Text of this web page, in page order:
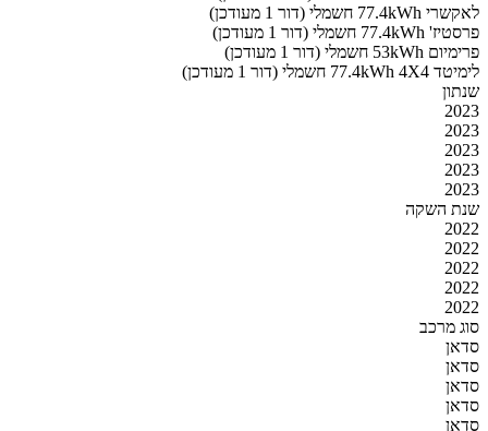
לאקשרי 77.4kWh חשמלי (דור 1 מעודכן)
פרסטיז' 77.4kWh חשמלי (דור 1 מעודכן)
פרימיום 53kWh חשמלי (דור 1 מעודכן)
לימיטד 77.4kWh 4X4 חשמלי (דור 1 מעודכן)
שנתון
2023
2023
2023
2023
2023
שנת השקה
2022
2022
2022
2022
2022
סוג מרכב
סדאן
סדאן
סדאן
סדאן
סדאן